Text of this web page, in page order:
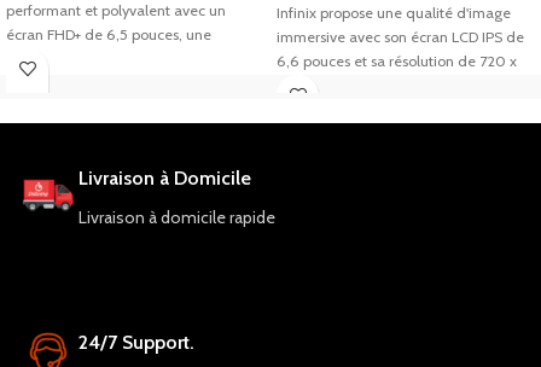
performant et polyvalent avec un
écran FHD+ de 6,5 pouces, une
batterie de 5000 mAh, une caméra
est donc recommandé de le
commander dès maintenant.
Infinix propose une qualité d'image
immersive avec son écran LCD IPS de
6,6 pouces et sa résolution de 720 x
1612 pixels. Son processeur MediaTek
Livraison à Domicile
Livraison à domicile rapide
24/7 Support.